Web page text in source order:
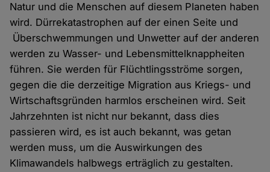
Natur und die Menschen auf diesem Planeten haben
wird. Dürrekatastrophen auf der einen Seite und
Überschwemmungen und Unwetter auf der anderen
werden zu Wasser- und Lebensmittelknappheiten
führen. Sie werden für Flüchtlingsströme sorgen,
gegen die die derzeitige Migration aus Kriegs- und
Wirtschaftsgründen harmlos erscheinen wird. Seit
Jahrzehnten ist nicht nur bekannt, dass dies
passieren wird, es ist auch bekannt, was getan
werden muss, um die Auswirkungen des
Klimawandels halbwegs erträglich zu gestalten.